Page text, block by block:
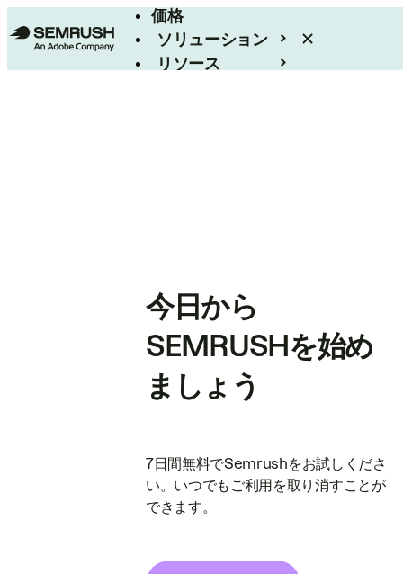
価格
ソリューション
リソース
今日から
SEMRUSHを始め
ましょう
7日間無料でSemrushをお試しくださ
い。いつでもご利用を取り消すことが
できます。